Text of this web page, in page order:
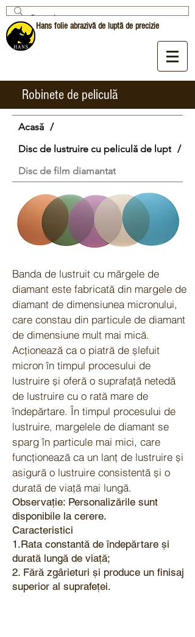
Hans folie abrazivă de luptă de precizie
Robinete de peliculă
Acasă /
Disc de lustruire cu peliculă de lupt /
Disc de film diamantat
Banda de lustruit cu mărgele de
diamant este fabricată din margele de
diamant de dimensiunea micronului,
care constau din particule de diamant
de dimensiune mult mai mică.
Acționează ca o piatră de șlefuit
micron în timpul procesului de
lustruire și oferă o suprafață netedă
de lustruire cu o rată mare de
îndepărtare. În timpul procesului de
lustruire, margelele de diamant se
sparg în particule mai mici, care
funcționează ca un lanț de lustruire și
asigură o lustruire consistentă și o
durată de viață mai lungă.
Observație: Personalizările sunt
disponibile la cerere.
Caracteristici
1.Rata constantă de îndepărtare și
durată lungă de viață;
2. Fără zgârieturi și produce un finisaj
superior al suprafeței.